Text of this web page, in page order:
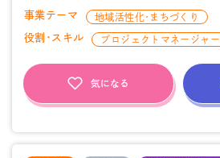
事業テーマ 地域活性化・まちづくり
役割・スキル プロジェクトマネージャー
気になる